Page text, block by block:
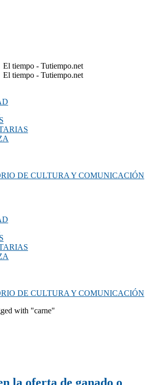
El tiempo - Tutiempo.net
El tiempo - Tutiempo.net
DE CULTURA Y COMUNICACIÓN
DE CULTURA Y COMUNICACIÓN
with "carne"
la oferta de ganado o